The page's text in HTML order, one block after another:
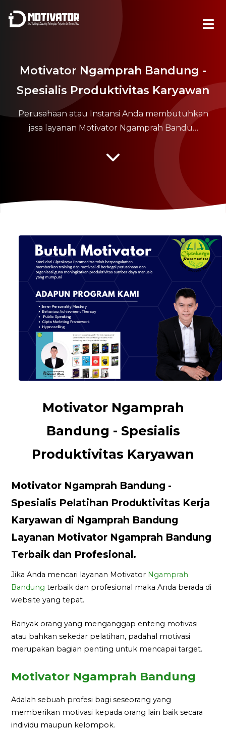
Motivator Ngamprah Bandung -
Spesialis Produktivitas Karyawan
Perusahaan atau Instansi Anda membutuhkan
jasa layanan Motivator Ngamprah Bandu…
Motivator Ngamprah
Bandung - Spesialis
Produktivitas Karyawan
Motivator Ngamprah Bandung -
Spesialis Pelatihan Produktivitas Kerja
Karyawan di Ngamprah Bandung
Layanan Motivator Ngamprah Bandung
Terbaik dan Profesional.
Jika Anda mencari layanan Motivator Ngamprah
Bandung terbaik dan profesional maka Anda berada di
website yang tepat.
Banyak orang yang menganggap enteng motivasi
atau bahkan sekedar pelatihan, padahal motivasi
merupakan bagian penting untuk mencapai target.
Motivator Ngamprah Bandung
Adalah sebuah profesi bagi seseorang yang
memberikan motivasi kepada orang lain baik secara
individu maupun kelompok.